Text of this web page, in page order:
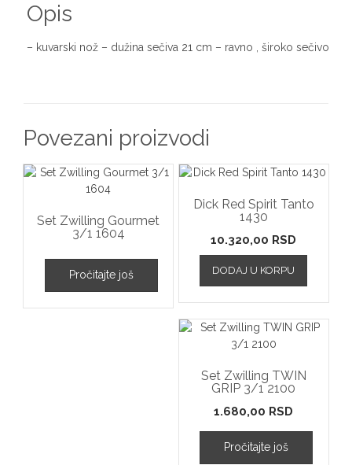
Opis
– kuvarski nož – dužina sečiva 21 cm – ravno , široko sečivo
Povezani proizvodi
Set Zwilling Gourmet
3/1 1604
Pročitajte još
Dick Red Spirit Tanto
1430
10.320,00 RSD
DODAJ U KORPU
Set Zwilling TWIN
GRIP 3/1 2100
1.680,00 RSD
Pročitajte još